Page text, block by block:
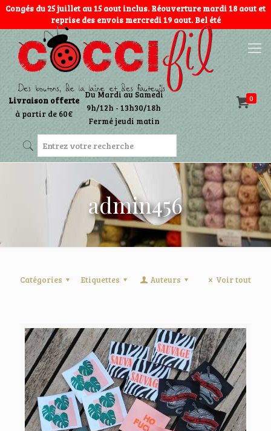
Congés du 25 juillet au 15 aout inclus. Réouverture mardi 18 aout et
reprise des envois mercredi 19 aout. Bel été
0
Livraison offerte
à partir de 60€
Du Mardi au Samedi
9h/12h - 13h30/18h
Fermé jeudi matin
admin456
Catégories Etiquettes Auteurs Voir tout